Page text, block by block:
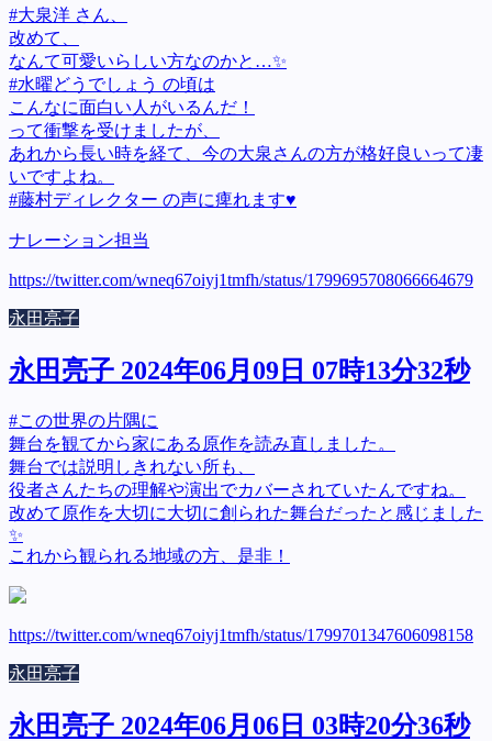
#大泉洋 さん、
改めて、
なんて可愛いらしい方なのかと…✨
#水曜どうでしょう の頃は
こんなに面白い人がいるんだ！
って衝撃を受けましたが、
あれから長い時を経て、今の大泉さんの方が格好良いって凄
いですよね。
#藤村ディレクター の声に痺れます♥
ナレーション担当
https://twitter.com/wneq67oiyj1tmfh/status/1799695708066664679
永田亮子
永田亮子 2024年06月09日 07時13分32秒
#この世界の片隅に
舞台を観てから家にある原作を読み直しました。
舞台では説明しきれない所も、
役者さんたちの理解や演出でカバーされていたんですね。
改めて原作を大切に大切に創られた舞台だったと感じました
✨
これから観られる地域の方、是非！
https://twitter.com/wneq67oiyj1tmfh/status/1799701347606098158
永田亮子
永田亮子 2024年06月06日 03時20分36秒